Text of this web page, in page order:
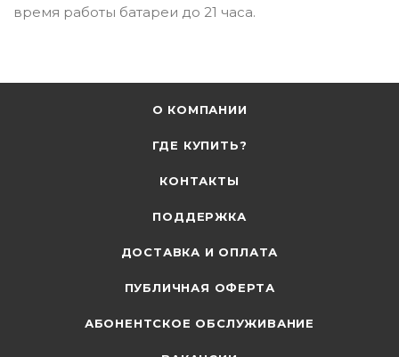
время работы батареи до 21 часа.
О КОМПАНИИ
ГДЕ КУПИТЬ?
КОНТАКТЫ
ПОДДЕРЖКА
ДОСТАВКА И ОПЛАТА
ПУБЛИЧНАЯ ОФЕРТА
АБОНЕНТСКОЕ ОБСЛУЖИВАНИЕ